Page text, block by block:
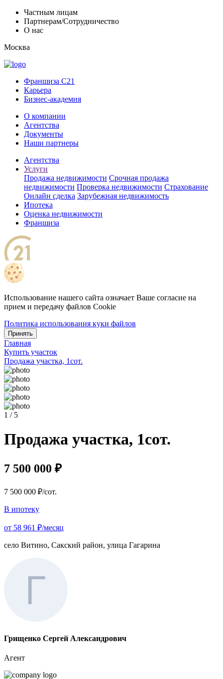
Частным лицам
Партнерам/Сотрудничество
О нас
Москва
Франшиза C21
Карьера
Бизнес-академия
О компании
Агентства
Документы
Наши партнеры
Агентства
Услуги
Продажа недвижимости Срочная продажа
недвижимости Проверка недвижимости Страхование
Онлайн сделка Зарубежная недвижимость
Ипотека
Оценка недвижимости
Франшиза
Использование нашего сайта означает Ваше согласие на
прием и передачу файлов Cookie
Политика использования куки файлов
Принять
Главная
Купить участок
Продажа участка, 1сот.
1 / 5
Продажа участка, 1сот.
7 500 000 ₽
7 500 000 ₽/сот.
В ипотеку
от 58 961 ₽/месяц
село Витино, Сакский район, улица Гагарина
Грищенко Сергей Александрович
Агент